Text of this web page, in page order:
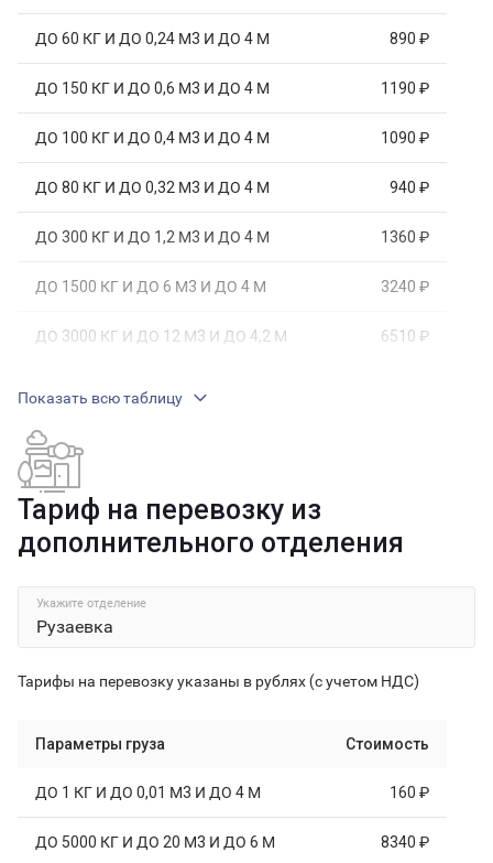
ДО 60 КГ И ДО 0,24 М3 И ДО 4 М 890 ₽
ДО 150 КГ И ДО 0,6 М3 И ДО 4 М 1190 ₽
ДО 100 КГ И ДО 0,4 М3 И ДО 4 М 1090 ₽
ДО 80 КГ И ДО 0,32 М3 И ДО 4 М 940 ₽
ДО 300 КГ И ДО 1,2 М3 И ДО 4 М 1360 ₽
ДО 1500 КГ И ДО 6 М3 И ДО 4 М 3240 ₽
ДО 3000 КГ И ДО 12 М3 И ДО 4,2 М 6510 ₽
Показать всю таблицу
Тариф на перевозку из
дополнительного отделения
Укажите отделение
Тарифы на перевозку указаны в рублях (с учетом НДС)
Параметры груза Стоимость
ДО 1 КГ И ДО 0,01 М3 И ДО 4 М 160 ₽
ДО 5000 КГ И ДО 20 М3 И ДО 6 М 8340 ₽